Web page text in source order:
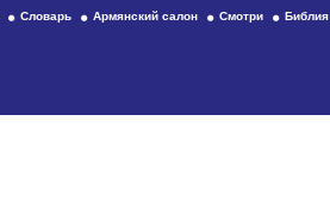
Словарь Армянский салон Смотри Библия